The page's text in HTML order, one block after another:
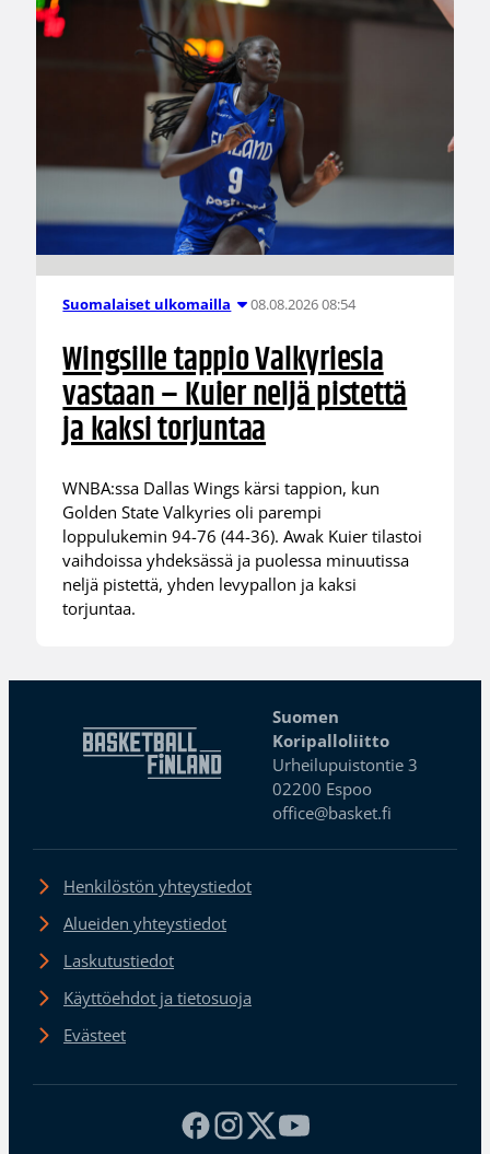
Suomalaiset ulkomailla 08.08.2026 08:54
Wingsille tappio Valkyriesia
vastaan – Kuier neljä pistettä
ja kaksi torjuntaa
WNBA:ssa Dallas Wings kärsi tappion, kun
Golden State Valkyries oli parempi
loppulukemin 94-76 (44-36). Awak Kuier tilastoi
vaihdoissa yhdeksässä ja puolessa minuutissa
neljä pistettä, yhden levypallon ja kaksi
torjuntaa.
Suomen
Koripalloliitto
Urheilupuistontie 3
02200 Espoo
office@basket.fi
Henkilöstön yhteystiedot
Alueiden yhteystiedot
Laskutustiedot
Käyttöehdot ja tietosuoja
Evästeet